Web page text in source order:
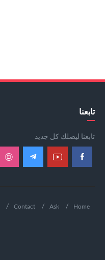
تابعنا
تابعنا ليصلك كل جديد
Home
Ask
Contact